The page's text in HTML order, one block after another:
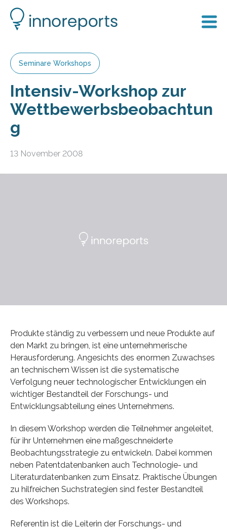
Seminare Workshops
Intensiv-Workshop zur
Wettbewerbsbeobachtun
g
13 November 2008
Produkte ständig zu verbessern und neue Produkte auf
den Markt zu bringen, ist eine unternehmerische
Herausforderung. Angesichts des enormen Zuwachses
an technischem Wissen ist die systematische
Verfolgung neuer technologischer Entwicklungen ein
wichtiger Bestandteil der Forschungs- und
Entwicklungsabteilung eines Unternehmens.
In diesem Workshop werden die Teilnehmer angeleitet,
für ihr Unternehmen eine maßgeschneiderte
Beobachtungsstrategie zu entwickeln. Dabei kommen
neben Patentdatenbanken auch Technologie- und
Literaturdatenbanken zum Einsatz. Praktische Übungen
zu hilfreichen Suchstrategien sind fester Bestandteil
des Workshops.
Referentin ist die Leiterin der Forschungs- und